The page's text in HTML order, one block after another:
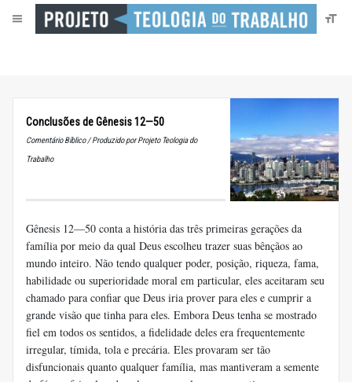
Conclusões de Gênesis 12—50
Comentário Bíblico / Produzido por Projeto Teologia do
Trabalho
Gênesis 12—50 conta a história das três primeiras gerações da
família por meio da qual Deus escolheu trazer suas bênçãos ao
mundo inteiro. Não tendo qualquer poder, posição, riqueza, fama,
habilidade ou superioridade moral em particular, eles aceitaram seu
chamado para confiar que Deus iria prover para eles e cumprir a
grande visão que tinha para eles. Embora Deus tenha se mostrado
fiel em todos os sentidos, a fidelidade deles era frequentemente
irregular, tímida, tola e precária. Eles provaram ser tão
disfuncionais quanto qualquer família, mas mantiveram a semente